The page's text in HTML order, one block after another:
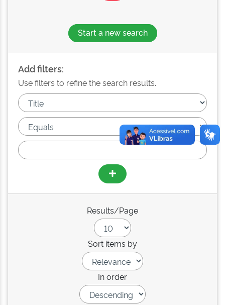
Start a new search
Add filters:
Use filters to refine the search results.
Results/Page
Sort items by
In order